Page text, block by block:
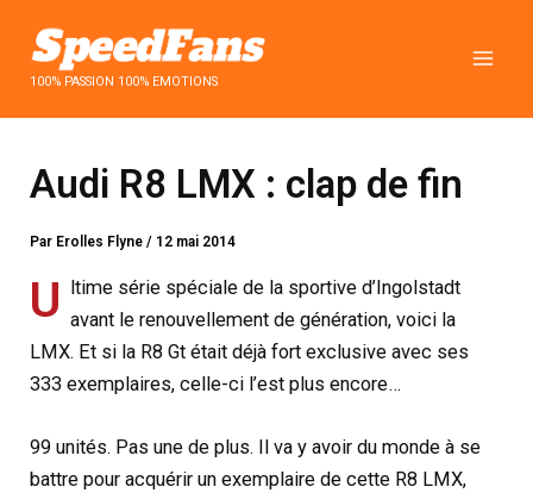
contenu100% PASSION 100% EMOTIONS
Audi R8 LMX : clap de fin
Par Erolles Flyne/ 12 mai 2014
U
ltime série spéciale de la sportive d’Ingolstadt
avant le renouvellement de génération, voici la
LMX. Et si la R8 Gt était déjà fort exclusive avec ses
333 exemplaires, celle-ci l’est plus encore…
99 unités. Pas une de plus. Il va y avoir du monde à se
battre pour acquérir un exemplaire de cette R8 LMX,